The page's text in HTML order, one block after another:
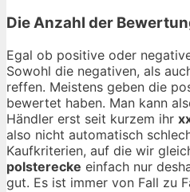
Die Anzahl der
Egal ob positive oder
Sowohl die negativen, als
reffen. Meistens geben die
bewertet haben. Man kann
Händler erst seit kurzem ihr
also nicht automatisch
Kaufkriterien, auf die wir
polsterecke einfach nur
gut. Es ist immer von Fall zu